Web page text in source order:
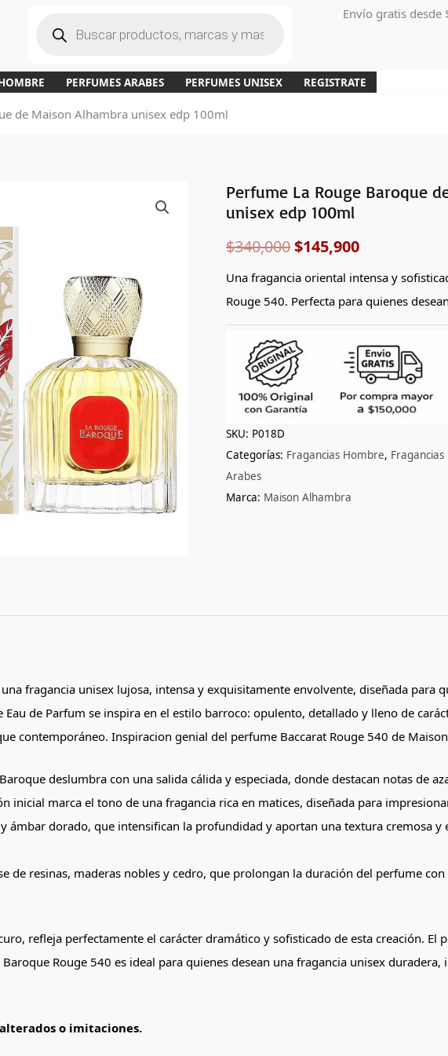
a
d
e
r
o
Envío gratis desde
PERFUMES ARABES PERFUMES UNISEX REGISTRATE
de Maison Alhambra unisex edp 100ml
Perfume La Rouge Baroque
unisex edp 100ml
$340,000
El
precio
original
$340,000.
$145,900
El
$145,900.
Una fragancia oriental intensa y
Rouge 540. Perfecta para quienes
SKU: P018D
Categorías: Fragancias Hombre,
Arabes
Marca: Maison Alhambra
fragancia unisex lujosa, intensa y exquisitamente envolvente, diseñada para
de Parfum se inspira en el estilo barroco: opulento, detallado y lleno de
contemporáneo. Inspiracion genial del perfume Baccarat Rouge 540 de
deslumbra con una salida cálida y especiada, donde destacan notas de
inicial marca el tono de una fragancia rica en matices, diseñada para
ámbar dorado, que intensifican la profundidad y aportan una textura cremosa y
de resinas, maderas nobles y cedro, que prolongan la duración del perfume
refleja perfectamente el carácter dramático y sofisticado de esta creación. El
Rouge 540 es ideal para quienes desean una fragancia unisex duradera,
o imitaciones.